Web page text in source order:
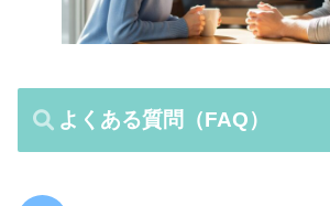
よくある質問（FAQ）